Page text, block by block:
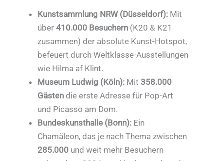
Kunstsammlung NRW (Düsseldorf): Mit
über410.000 Besuchern (K20 & K21
zusammen) der absolute Kunst-Hotspot,
befeuert durch Weltklasse-Ausstellungen
wie Hilma af Klint.
Museum Ludwig (Köln): Mit 358.000
Gästen die erste Adresse für Pop-Art
und Picasso am Dom.
Bundeskunsthalle (Bonn): Ein
Chamäleon, das je nach Thema zwischen
285.000 und weit mehr Besuchern